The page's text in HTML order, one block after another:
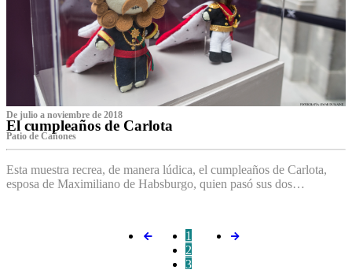
De julio a noviembre de 2018
El cumpleaños de Carlota
Patio de Cañones
Esta muestra recrea, de manera lúdica, el cumpleaños de Carlota,
esposa de Maximiliano de Habsburgo, quien pasó sus dos…
1
2
3